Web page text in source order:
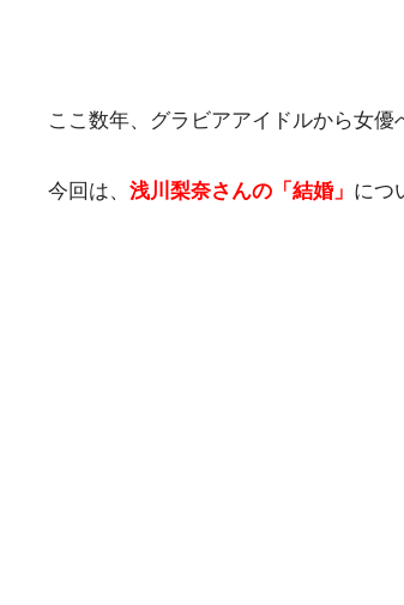
ここ数年、グラビアアイドルから女
今回は、 浅川梨奈さんの「結婚」 につ